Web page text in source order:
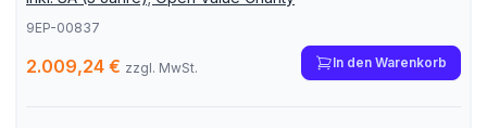
9EP-00837
2.009,24 € zzgl. MwSt. In den Warenkorb